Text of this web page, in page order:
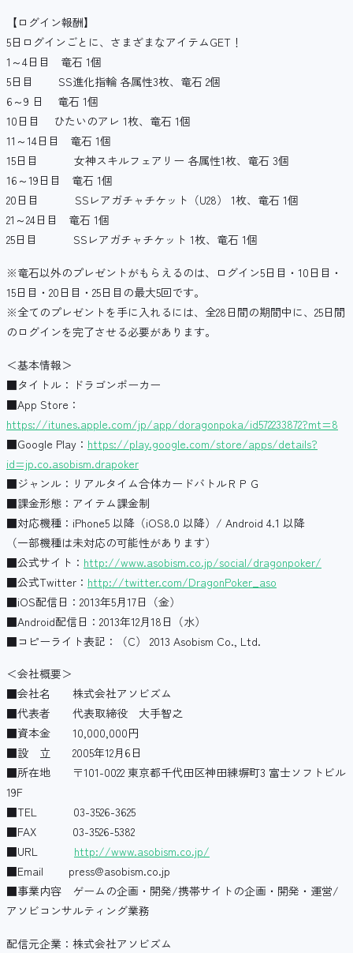
【ログイン報酬】
5日ログインごとに、さまざまなアイテムGET！
1～4日目 竜石 1個
5日目 SS進化指輪 各属性3枚、竜石 2個
6～9 日 竜石 1個
10日目 ひたいのアレ 1枚、竜石 1個
11～14日目 竜石 1個
15日目 女神スキルフェアリー 各属性1枚、竜石 3個
16～19日目 竜石 1個
20日目 SSレアガチャチケット（U28） 1枚、竜石 1個
21～24日目 竜石 1個
25日目 SSレアガチャチケット 1枚、竜石 1個
※竜石以外のプレゼントがもらえるのは、ログイン5日目・10日目・
15日目・20日目・25日目の最大5回です。
※全てのプレゼントを手に入れるには、全28日間の期間中に、25日間
のログインを完了させる必要があります。
＜基本情報＞
■タイトル：ドラゴンポーカー
■App Store：
https://itunes.apple.com/jp/app/doragonpoka/id572233872?mt=8
■Google Play： https://play.google.com/store/apps/details?
id=jp.co.asobism.drapoker
■ジャンル：リアルタイム合体カードバトルＲＰＧ
■課金形態：アイテム課金制
■対応機種：iPhone5 以降（iOS8.0 以降）/ Android 4.1 以降
（一部機種は未対応の可能性があります）
■公式サイト： http://www.asobism.co.jp/social/dragonpoker/
■公式Twitter： http://twitter.com/DragonPoker_aso
■iOS配信日：2013年5月17日（金）
■Android配信日：2013年12月18日（水）
■コピーライト表記：（C） 2013 Asobism Co., Ltd.
＜会社概要＞
■会社名 株式会社アソビズム
■代表者 代表取締役 大手智之
■資本金 10,000,000円
■設 立 2005年12月6日
■所在地 〒101-0022 東京都千代田区神田練塀町3 富士ソフトビル
19F
■TEL 03-3526-3625
■FAX 03-3526-5382
■URL http://www.asobism.co.jp/
■Email press@asobism.co.jp
■事業内容 ゲームの企画・開発/携帯サイトの企画・開発・運営/
アソビコンサルティング業務
配信元企業：株式会社アソビズム